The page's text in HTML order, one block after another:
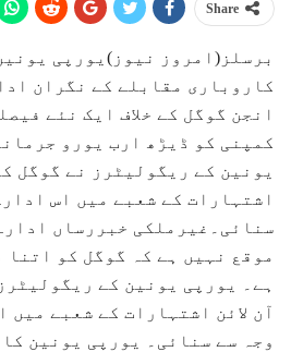
Share
برسلز(امروز نیوز)یورپی
کاروباری مقابلے کے نگران
انجن گوگل کے خلاف ایک نئے
کمپنی کو ڈیڑھ ارب یورو
یونین کے ریگولیٹرز نے گوگل
اشتہارات کے شعبے میں اس
سنائی۔غیرملکی خبررساں
موقع نہیں ہے کہ گوگل کو اتنا
ہے۔ یورپی یونین کے
آن لائن اشتہارات کے شعبے میں
وجہ سے سنائی۔ یورپی یونین